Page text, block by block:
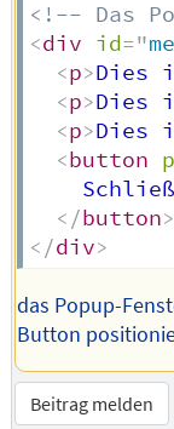
<!-- Das
<div id="
<p>Dies
<p>Dies
<p>Dies
<button
</button>
</div>
das Popup-
Button
Beitrag melden